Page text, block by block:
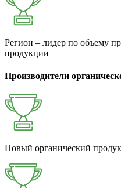
Регион – лидер по объему
продукции
Производители
Новый органический